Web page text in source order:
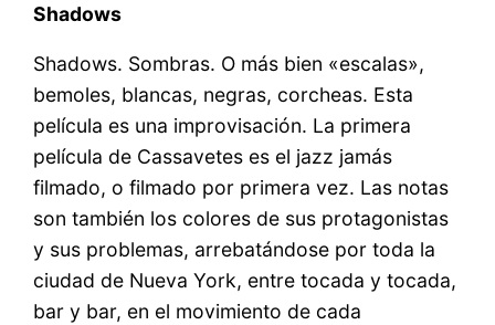
Shadows
Shadows. Sombras. O más bien «escalas»,
bemoles, blancas, negras, corcheas. Esta
película es una improvisación. La primera
película de Cassavetes es el jazz jamás
filmado, o filmado por primera vez. Las notas
son también los colores de sus protagonistas
y sus problemas, arrebatándose por toda la
ciudad de Nueva York, entre tocada y tocada,
bar y bar, en el movimiento de cada